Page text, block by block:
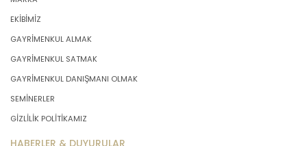
EKİBİMİZ
GAYRİMENKUL ALMAK
GAYRİMENKUL SATMAK
GAYRİMENKUL DANIŞMANI OLMAK
SEMİNERLER
GİZLİLİK POLİTİKAMIZ